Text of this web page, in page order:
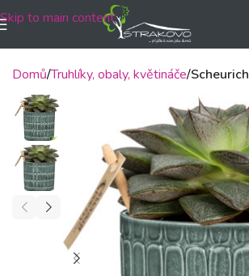
Skip to main content
Domů Truhlíky, obaly, květináče Scheurich